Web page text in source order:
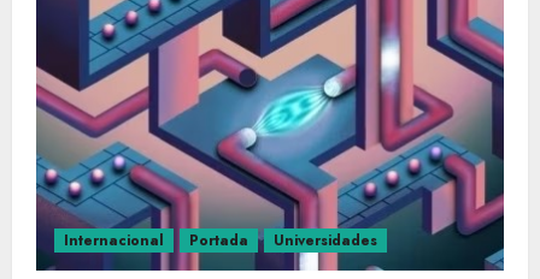
Internacional Portada Universidades